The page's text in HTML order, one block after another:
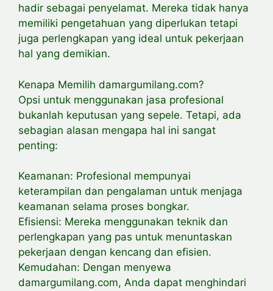
hadir sebagai penyelamat. Mereka tidak hanya
memiliki pengetahuan yang diperlukan tetapi
juga perlengkapan yang ideal untuk pekerjaan
hal yang demikian.
Kenapa Memilih damargumilang.com?
Opsi untuk menggunakan jasa profesional
bukanlah keputusan yang sepele. Tetapi, ada
sebagian alasan mengapa hal ini sangat
penting:
Keamanan: Profesional mempunyai
keterampilan dan pengalaman untuk menjaga
keamanan selama proses bongkar.
Efisiensi: Mereka menggunakan teknik dan
perlengkapan yang pas untuk menuntaskan
pekerjaan dengan kencang dan efisien.
Kemudahan: Dengan menyewa
damargumilang.com, Anda dapat menghindari